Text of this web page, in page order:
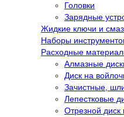
Головки
Зарядные
Жидкие ключи и
Наборы
Расходные
Алмазные
Диск на
Зачистные,
Лепестковые
Отрезной диск